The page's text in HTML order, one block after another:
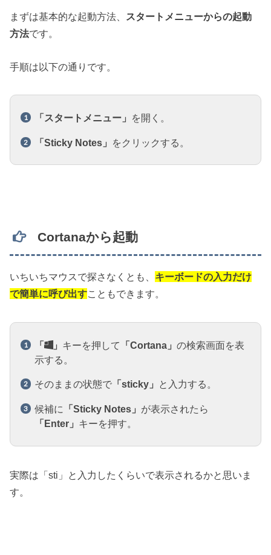
まずは基本的な起動方法、 スタートメニューからの起動
方法です。
手順は以下の通りです。
「スタートメニュー」 を開く。
「Sticky Notes」 をクリックする。
Cortanaから起動
いちいちマウスで探さなくとも、 キーボードの入力だけ
で簡単に呼び出すこともできます。
「 」 キーを押して 「Cortana」 の検索画面を表
示する。
そのままの状態で 「sticky」 と入力する。
候補に 「Sticky Notes」 が表示されたら
「Enter」 キーを押す。
実際は「sti」と入力したくらいで表示されるかと思いま
す。